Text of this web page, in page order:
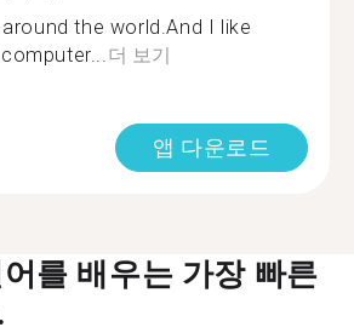
the world.And I like
더 보기
앱 다운로드
를 배우는 가장 빠른